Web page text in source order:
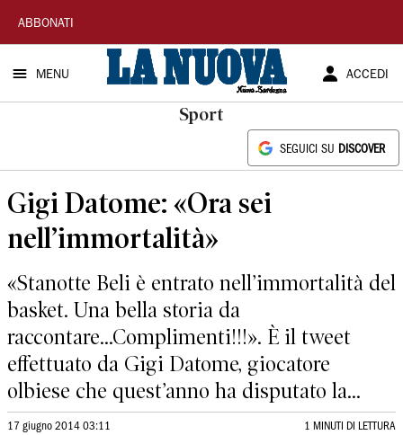
La
Nuova
Sardegna
ABBONATI
MENU ACCEDI
Sport
SEGUICI SU DISCOVER
Gigi Datome: «Ora sei
nell’immortalità»
«Stanotte Beli è entrato nell’immortalità del
basket. Una bella storia da
raccontare...Complimenti!!!». È il tweet
effettuato da Gigi Datome, giocatore
olbiese che quest’anno ha disputato la...
17 giugno 2014 03:11 1 MINUTI DI LETTURA